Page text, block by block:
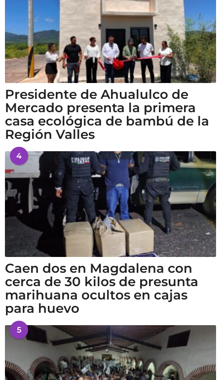
Presidente de Ahualulco de
Mercado presenta la primera
casa ecológica de bambú de la
Región Valles
4
Caen dos en Magdalena con
cerca de 30 kilos de presunta
marihuana ocultos en cajas
para huevo
5